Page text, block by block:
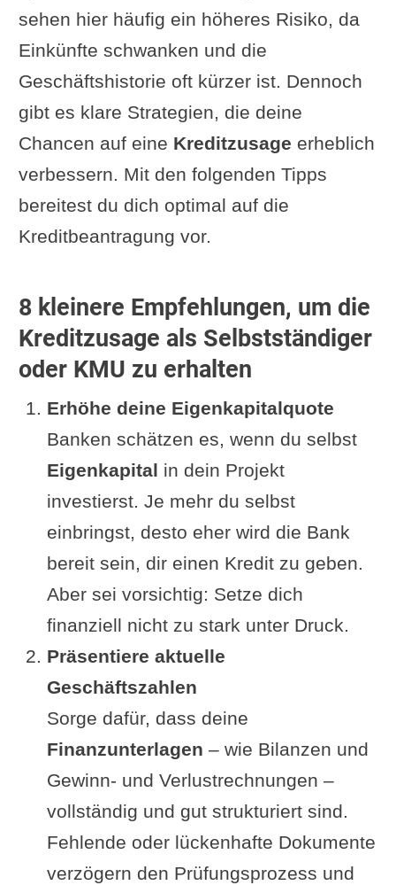
sehen hier häufig ein höheres Risiko, da
Einkünfte schwanken und die
Geschäftshistorie oft kürzer ist. Dennoch
gibt es klare Strategien, die deine
Chancen auf eine Kreditzusage erheblich
verbessern. Mit den folgenden Tipps
bereitest du dich optimal auf die
Kreditbeantragung vor.
8 kleinere Empfehlungen, um die
Kreditzusage als Selbstständiger
oder KMU zu erhalten
Erhöhe deine Eigenkapitalquote
Banken schätzen es, wenn du selbst
Eigenkapital in dein Projekt
investierst. Je mehr du selbst
einbringst, desto eher wird die Bank
bereit sein, dir einen Kredit zu geben.
Aber sei vorsichtig: Setze dich
finanziell nicht zu stark unter Druck.
Präsentiere aktuelle
Geschäftszahlen
Sorge dafür, dass deine
Finanzunterlagen – wie Bilanzen und
Gewinn- und Verlustrechnungen –
vollständig und gut strukturiert sind.
Fehlende oder lückenhafte Dokumente
verzögern den Prüfungsprozess und